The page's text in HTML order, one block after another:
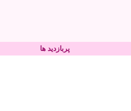
پربازدید ها